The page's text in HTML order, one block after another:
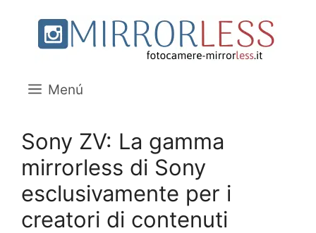
contenido
Menú
Sony ZV: La gamma
mirrorless di Sony
esclusivamente per i
creatori di contenuti